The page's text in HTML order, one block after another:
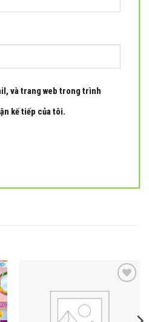
và trang web trong trình
kế tiếp của tôi.